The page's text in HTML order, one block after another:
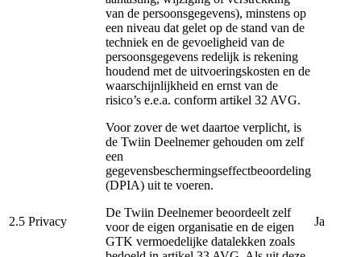
2.5 Privacy
van de persoonsgegevens), minstens op
een niveau dat gelet op de stand van de
techniek en de gevoeligheid van de
persoonsgegevens redelijk is rekening
houdend met de uitvoeringskosten en de
waarschijnlijkheid en ernst van de
risico’s e.e.a. conform artikel 32 AVG.
Voor zover de wet daartoe verplicht, is
de Twiin Deelnemer gehouden om zelf
een
gegevensbeschermingseffectbeoordeling
(DPIA) uit te voeren.
De Twiin Deelnemer beoordeelt zelf
voor de eigen organisatie en de eigen
GTK vermoedelijke datalekken zoals
Ja